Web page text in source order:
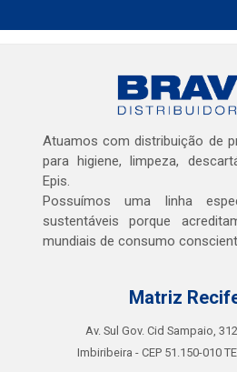
Atuamos com distribuição de
para higiene, limpeza,
Epis.
Possuímos uma linha
sustentáveis porque
mundiais de consumo
Matriz
Av. Sul Gov. Cid Sampaio,
Imbiribeira - CEP 51.150-010